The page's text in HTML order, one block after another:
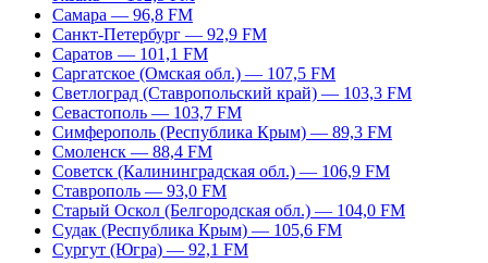
Самара — 96,8 FM
Санкт-Петербург — 92,9 FM
Саратов — 101,1 FM
Саргатское (Омская обл.) — 107,5 FM
Светлоград (Ставропольский край) — 103,3 FM
Севастополь — 103,7 FM
Симферополь (Республика Крым) — 89,3 FM
Смоленск — 88,4 FM
Советск (Калининградская обл.) — 106,9 FM
Ставрополь — 93,0 FM
Старый Оскол (Белгородская обл.) — 104,0 FM
Судак (Республика Крым) — 105,6 FM
Сургут (Югра) — 92,1 FM